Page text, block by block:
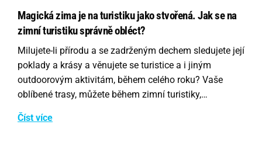
Magická zima je na turistiku jako stvořená. Jak se na
zimní turistiku správně obléct?
Milujete-li přírodu a se zadrženým dechem sledujete její
poklady a krásy a věnujete se turistice a i jiným
outdoorovým aktivitám, během celého roku? Vaše
oblíbené trasy, můžete během zimní turistiky,…
Číst více